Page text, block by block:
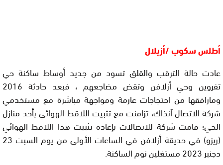
أطلس سكوب /أزيلال
عادت حالة الترقب والقلق تسود من جديد أوساط ساكنة حي
تفروين وحي أزلافن وتقض مضاجعهم ، فبعد حادثة 2016
ومارافقها من احتجاجات عارمة ومواجهة مباشرة مع مستخدمي
شركة الاتصال آنذاك، تزامنت مع تثبيت اللاقط الهوائي بأحد منازل
الحي؛ قامت شركة للاتصالات بإعادة تثبيت هذا اللاقط الهوائي
(ريزو) في حديقة أزلافن في الساعات الأولى من يوم السبت 23
دجنبر 2023 مستغلين نوم الساكنة.